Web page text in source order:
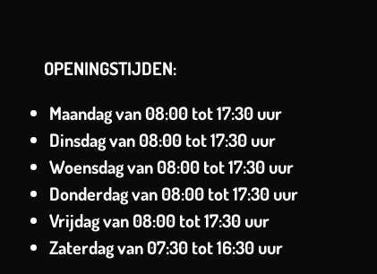
OPENINGSTIJDEN:
Maandag van08:00 tot 17:30 uur
Dinsdagvan08:00 tot 17:30 uur
Woensdag van08:00 tot 17:30 uur
Donderdag van08:00 tot 17:30 uur
Vrijdag van08:00 tot 17:30 uur
Zaterdagvan 07:30 tot 16:30 uur